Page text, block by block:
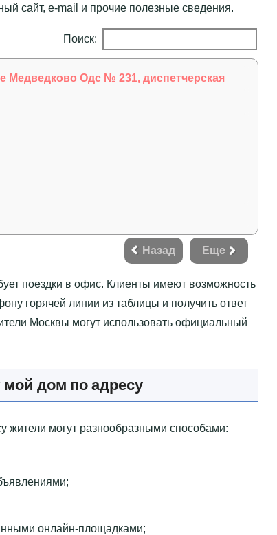
сайт, e-mail и прочие полезные сведения.
Поиск:
Одс № 231, диспетчерская
Назад Еще
поездки в офис. Клиенты имеют возможность
горячей линии из таблицы и получить ответ
Москвы могут использовать официальный
дом по адресу
могут разнообразными способами:
онлайн-площадками;